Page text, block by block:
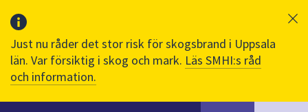
Just nu råder det stor risk för skogsbrand i Uppsala
län. Var försiktig i skog och mark. Läs SMHI:s råd
och information.